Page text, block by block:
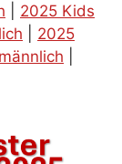
2025 Kids
2025